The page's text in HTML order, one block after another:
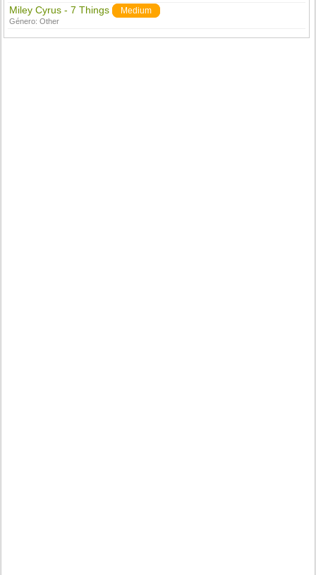
Miley Cyrus - 7 Things Medium
Género:Other